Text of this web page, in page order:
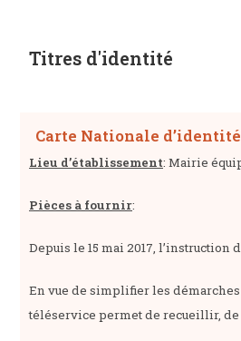
Titres d'identité
Carte Nationale
Lieu d’établissement: Mairie
Pièces à fournir:
Depuis le 15 mai 2017,
En vue de simplifier les démarches
téléservice permet de recueillir,